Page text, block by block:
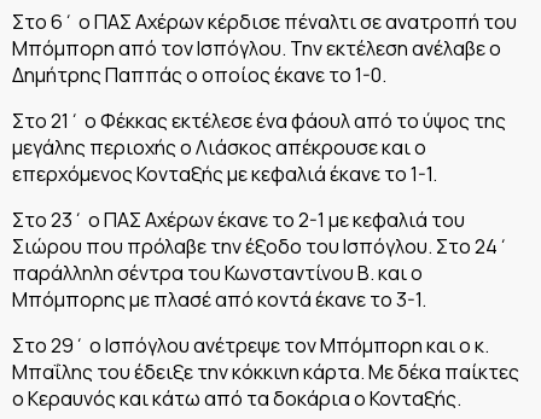
Στο 6΄ ο ΠΑΣ Αχέρων κέρδισε πέναλτι σε ανατροπή του
Μπόμπορη από τον Ισπόγλου. Την εκτέλεση ανέλαβε ο
Δημήτρης Παππάς ο οποίος έκανε το 1-0.
Στο 21΄ ο Φέκκας εκτέλεσε ένα φάουλ από το ύψος της
μεγάλης περιοχής ο Λιάσκος απέκρουσε και ο
επερχόμενος Κονταξής με κεφαλιά έκανε το 1-1.
Στο 23΄ ο ΠΑΣ Αχέρων έκανε το 2-1 με κεφαλιά του
Σιώρου που πρόλαβε την έξοδο του Ισπόγλου. Στο 24΄
παράλληλη σέντρα του Κωνσταντίνου Β. και ο
Μπόμπορης με πλασέ από κοντά έκανε το 3-1.
Στο 29΄ ο Ισπόγλου ανέτρεψε τον Μπόμπορη και ο κ.
Μπαΐλης του έδειξε την κόκκινη κάρτα. Με δέκα παίκτες
ο Κεραυνός και κάτω από τα δοκάρια ο Κονταξής.